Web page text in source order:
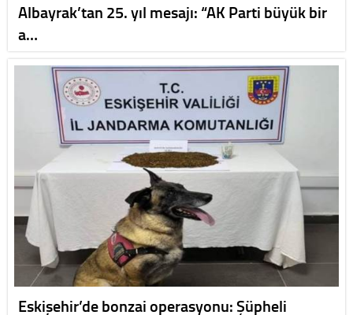
Albayrak’tan 25. yıl mesajı: “AK Parti büyük bir
a…
Eskişehir’de bonzai operasyonu: Şüpheli